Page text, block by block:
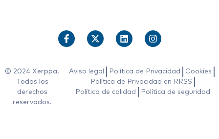
© 2024 Xerppa.
Todos los
derechos
reservados.
Aviso legal Política de Privacidad
Cookies
Política de Privacidad en RRSS
Política de calidad
Política de seguridad